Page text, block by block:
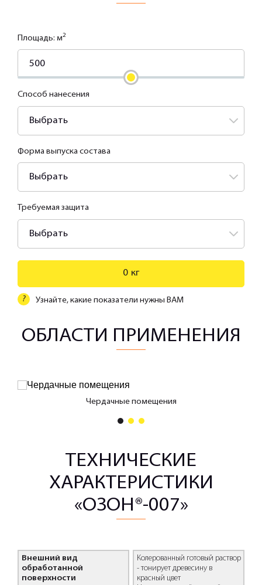
Площадь: м2
Способ нанесения
Выбрать
Форма выпуска состава
Выбрать
Требуемая защита
Выбрать
? Узнайте, какие показатели нужны ВАМ
0 кг
ОБЛАСТИ ПРИМЕНЕНИЯ
Чердачные помещения
1 2 3
ТЕХНИЧЕСКИЕ
ХАРАКТЕРИСТИКИ
«ОЗОН®-007»
Внешний вид
обработанной
поверхности
Колерованный готовый раствор
- тонирует древесину в
красный цвет